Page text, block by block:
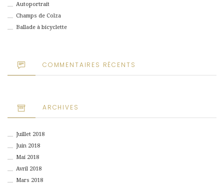
Autoportrait
Champs de Colza
Ballade à bicyclette
COMMENTAIRES RÉCENTS
ARCHIVES
Juillet 2018
Juin 2018
Mai 2018
Avril 2018
Mars 2018